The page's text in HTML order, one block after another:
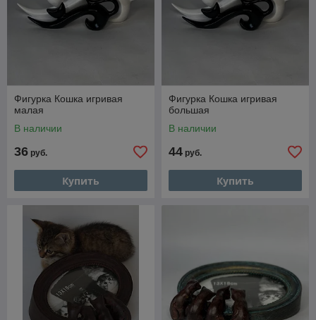
Фигурка Кошка игривая
малая
В наличии
36 руб.
Купить
Фигурка Кошка игривая
большая
В наличии
44 руб.
Купить